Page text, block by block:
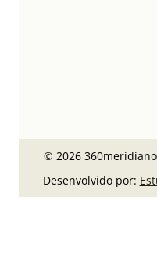
© 2026
Desenvolvido por: